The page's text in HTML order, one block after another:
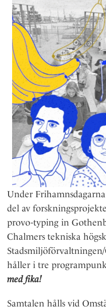
Under
del av
provo-typing in
Chalmers tekniska
håller i tre
med fika!
Samtalen hålls vid